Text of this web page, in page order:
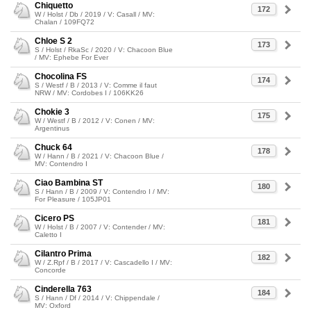
172
Chiquetto
W / Holst / Db / 2019 / V: Casall / MV:
Chalan / 109FQ72
173
Chloe S 2
S / Holst / RkaSc / 2020 / V: Chacoon Blue
/ MV: Ephebe For Ever
174
Chocolina FS
S / Westf / B / 2013 / V: Comme il faut
NRW / MV: Cordobes I / 106KK26
175
Chokie 3
W / Westf / B / 2012 / V: Conen / MV:
Argentinus
178
Chuck 64
W / Hann / B / 2021 / V: Chacoon Blue /
MV: Contendro I
180
Ciao Bambina ST
S / Hann / B / 2009 / V: Contendro I / MV:
For Pleasure / 105JP01
181
Cicero PS
W / Holst / B / 2007 / V: Contender / MV:
Caletto I
182
Cilantro Prima
W / Z.Rpf / B / 2017 / V: Cascadello I / MV:
Concorde
184
Cinderella 763
S / Hann / Df / 2014 / V: Chippendale /
MV: Oxford